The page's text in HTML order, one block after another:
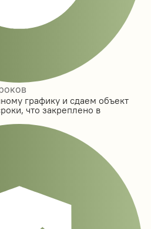
графику и сдаем объект
что закреплено в